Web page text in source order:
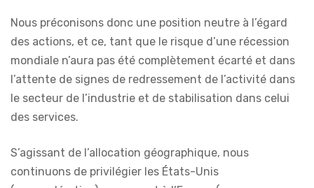
Nous préconisons donc une position neutre à l’égard
des actions, et ce, tant que le risque d’une récession
mondiale n’aura pas été complètement écarté et dans
l’attente de signes de redressement de l’activité dans
le secteur de l’industrie et de stabilisation dans celui
des services.
S’agissant de l’allocation géographique, nous
continuons de privilégier les États-Unis